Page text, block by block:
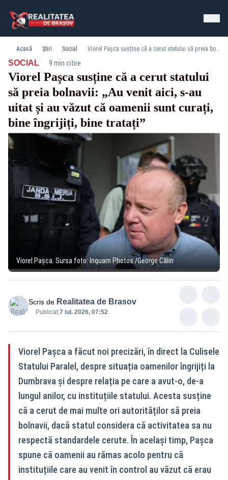
Acasă Știri Social Viorel Pașca susține că a cerut statului să preia bolnavii: „Au venit aici, s-au uitat și au văzut că oamenii sunt curați, bine îngrijiți, bine tratați”
SOCIAL· 9 min citire
Viorel Pașca susține că a cerut statului
să preia bolnavii: „Au venit aici, s-au
uitat și au văzut că oamenii sunt curați,
bine îngrijiți, bine tratați”
Viorel Pașca. Sursa foto: Inquam Photos /George Călin
Scris de Realitatea de Brasov
Publicat:7 iul. 2026, 07:52
Viorel Pașca a făcut noi precizări, în direct la Culisele
Statului Paralel, despre situația oamenilor îngrijiți la
Dumbrava și despre relația pe care a avut-o, de-a
lungul anilor, cu instituțiile statului. Acesta susține
că a cerut de mai multe ori autorităților să preia
bolnavii, dacă statul considera că activitatea sa nu
respectă standardele cerute. În același timp, Pașca
spune că oamenii au rămas acolo pentru că
instituțiile care au venit în control au văzut că erau